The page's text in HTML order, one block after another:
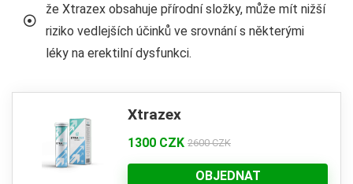
že Xtrazex obsahuje přírodní složky, může mít nižší
riziko vedlejších účinků ve srovnání s některými
léky na erektilní dysfunkci.
Xtrazex
1300 CZK 2600 CZK
OBJEDNAT